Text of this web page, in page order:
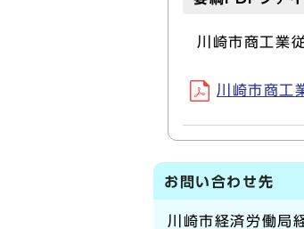
川崎市商工業
川崎市商工
お問い合わせ先
川崎市経済労働局